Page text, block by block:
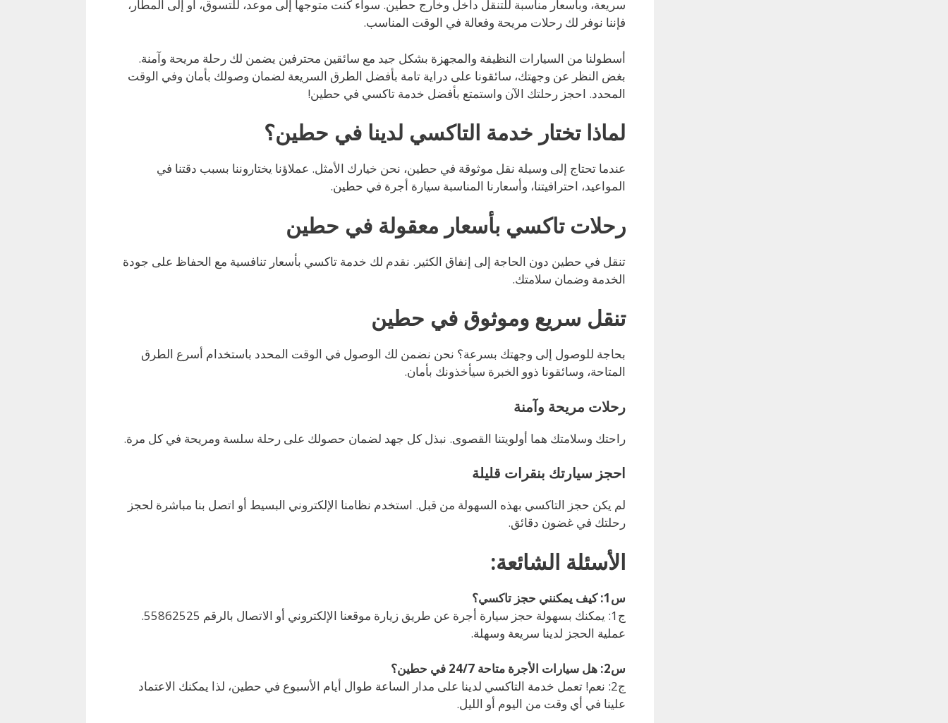
سريعة، وبأسعار مناسبة للتنقل داخل وخارج حطين. سواء كنت متوجهاً إلى موعد، للتسوق، أو إلى المطار،
فإننا نوفر لك رحلات مريحة وفعالة في الوقت المناسب.
أسطولنا من السيارات النظيفة والمجهزة بشكل جيد مع سائقين محترفين يضمن لك رحلة مريحة وآمنة.
بغض النظر عن وجهتك، سائقونا على دراية تامة بأفضل الطرق السريعة لضمان وصولك بأمان وفي الوقت
المحدد. احجز رحلتك الآن واستمتع بأفضل خدمة تاكسي في حطين!
لماذا تختار خدمة التاكسي لدينا في حطين؟
عندما تحتاج إلى وسيلة نقل موثوقة في حطين، نحن خيارك الأمثل. عملاؤنا يختاروننا بسبب دقتنا في
المواعيد، احترافيتنا، وأسعارنا المناسبة سيارة أجرة في حطين.
رحلات تاكسي بأسعار معقولة في حطين
تنقل في حطين دون الحاجة إلى إنفاق الكثير. نقدم لك خدمة تاكسي بأسعار تنافسية مع الحفاظ على جودة
الخدمة وضمان سلامتك.
تنقل سريع وموثوق في حطين
بحاجة للوصول إلى وجهتك بسرعة؟ نحن نضمن لك الوصول في الوقت المحدد باستخدام أسرع الطرق
المتاحة، وسائقونا ذوو الخبرة سيأخذونك بأمان.
رحلات مريحة وآمنة
راحتك وسلامتك هما أولويتنا القصوى. نبذل كل جهد لضمان حصولك على رحلة سلسة ومريحة في كل مرة.
احجز سيارتك بنقرات قليلة
لم يكن حجز التاكسي بهذه السهولة من قبل. استخدم نظامنا الإلكتروني البسيط أو اتصل بنا مباشرة لحجز
رحلتك في غضون دقائق.
الأسئلة الشائعة:
س1: كيف يمكنني حجز تاكسي؟
ج1: يمكنك بسهولة حجز سيارة أجرة عن طريق زيارة موقعنا الإلكتروني أو الاتصال بالرقم 55862525.
عملية الحجز لدينا سريعة وسهلة.
س2: هل سيارات الأجرة متاحة 24/7 في حطين؟
ج2: نعم! تعمل خدمة التاكسي لدينا على مدار الساعة طوال أيام الأسبوع في حطين، لذا يمكنك الاعتماد
علينا في أي وقت من اليوم أو الليل.